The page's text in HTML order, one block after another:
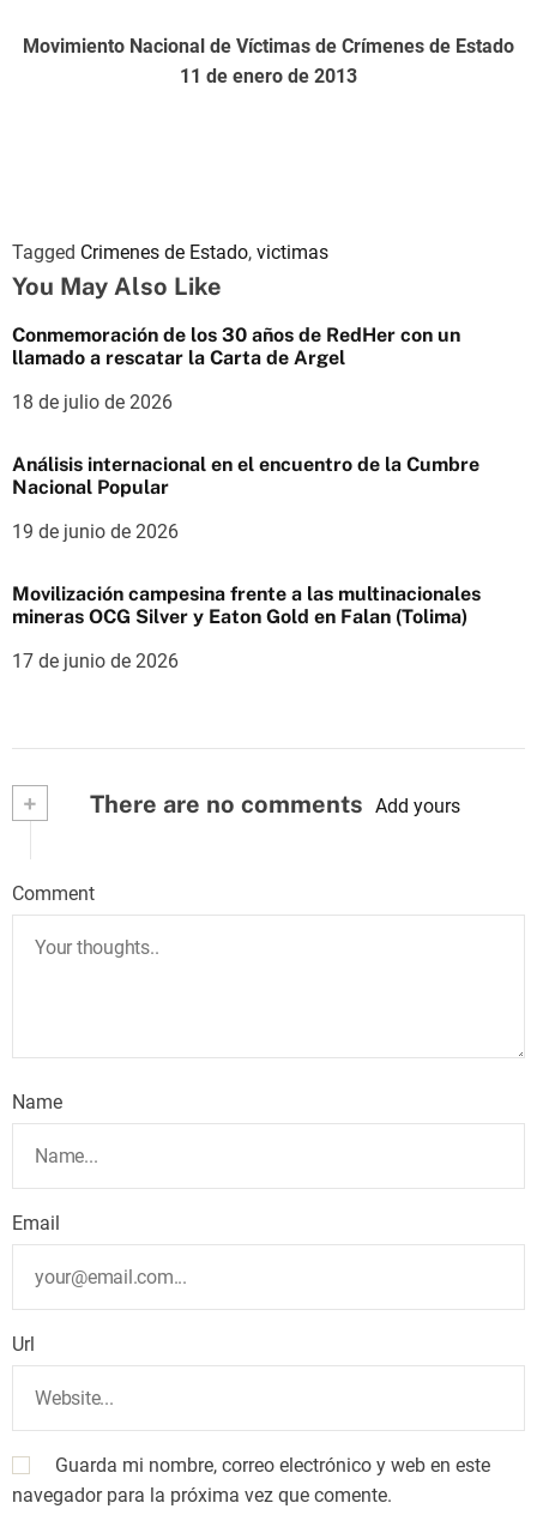
Movimiento Nacional de Víctimas de Crímenes de Estado
11 de enero de 2013
Tagged Crimenes de Estado, victimas
You May Also Like
Conmemoración de los 30 años de RedHer con un
llamado a rescatar la Carta de Argel
18 de julio de 2026
Análisis internacional en el encuentro de la Cumbre
Nacional Popular
19 de junio de 2026
Movilización campesina frente a las multinacionales
mineras OCG Silver y Eaton Gold en Falan (Tolima)
17 de junio de 2026
+ There are no comments Add yours
Comment
Name
Email
Url
Guarda mi nombre, correo electrónico y web en este
navegador para la próxima vez que comente.